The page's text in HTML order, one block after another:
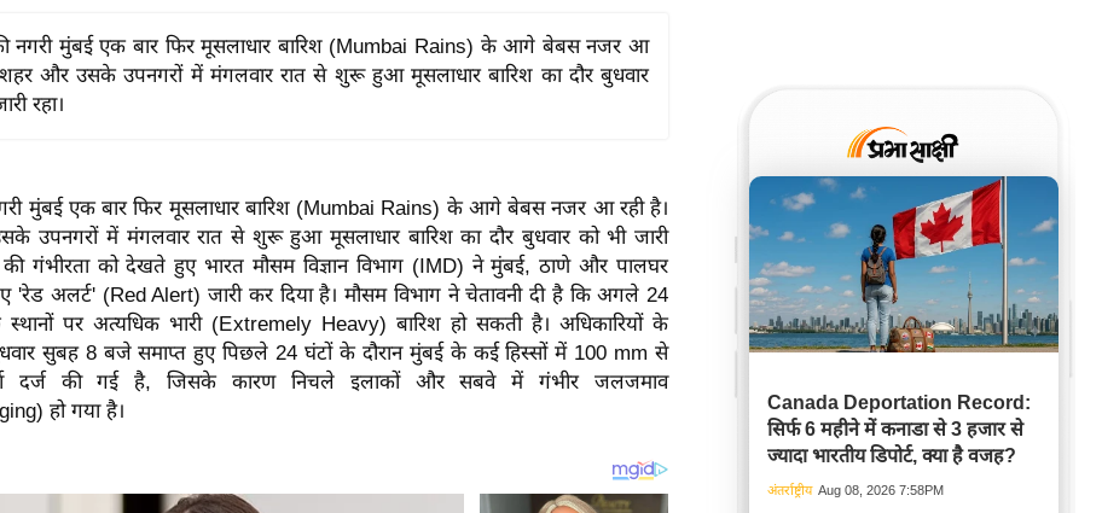
नगरी मुंबई एक बार फिर मूसलाधार बारिश (Mumbai Rains) के आगे बेबस नजर आ
शहर और उसके उपनगरों में मंगलवार रात से शुरू हुआ मूसलाधार बारिश का दौर बुधवार
रहा।
मुंबई एक बार फिर मूसलाधार बारिश (Mumbai Rains) के आगे बेबस नजर आ रही है।
उपनगरों में मंगलवार रात से शुरू हुआ मूसलाधार बारिश का दौर बुधवार को भी जारी
की गंभीरता को देखते हुए भारत मौसम विज्ञान विभाग (IMD) ने मुंबई, ठाणे और पालघर
'रेड अलर्ट' (Red Alert) जारी कर दिया है। मौसम विभाग ने चेतावनी दी है कि अगले 24
पर अत्यधिक भारी (Extremely Heavy) बारिश हो सकती है। अधिकारियों के
सुबह 8 बजे समाप्त हुए पिछले 24 घंटों के दौरान मुंबई के कई हिस्सों में 100 mm से
दर्ज की गई है, जिसके कारण निचले इलाकों और सबवे में गंभीर जलजमाव
हो गया है।
Canada Deportation Record:
सिर्फ 6 महीने में कनाडा से 3 हजार से
ज्यादा भारतीय डिपोर्ट, क्या है वजह?
अंतर्राष्ट्रीय Aug 08, 2026 7:58PM